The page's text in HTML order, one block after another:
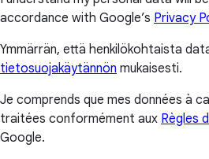
accordance with Google’s Privacy
Ymmärrän, että henkilökohtaista
tietosuojakäytännön mukaisesti.
Je comprends que mes données à
traitées conformément aux Règles
Google.